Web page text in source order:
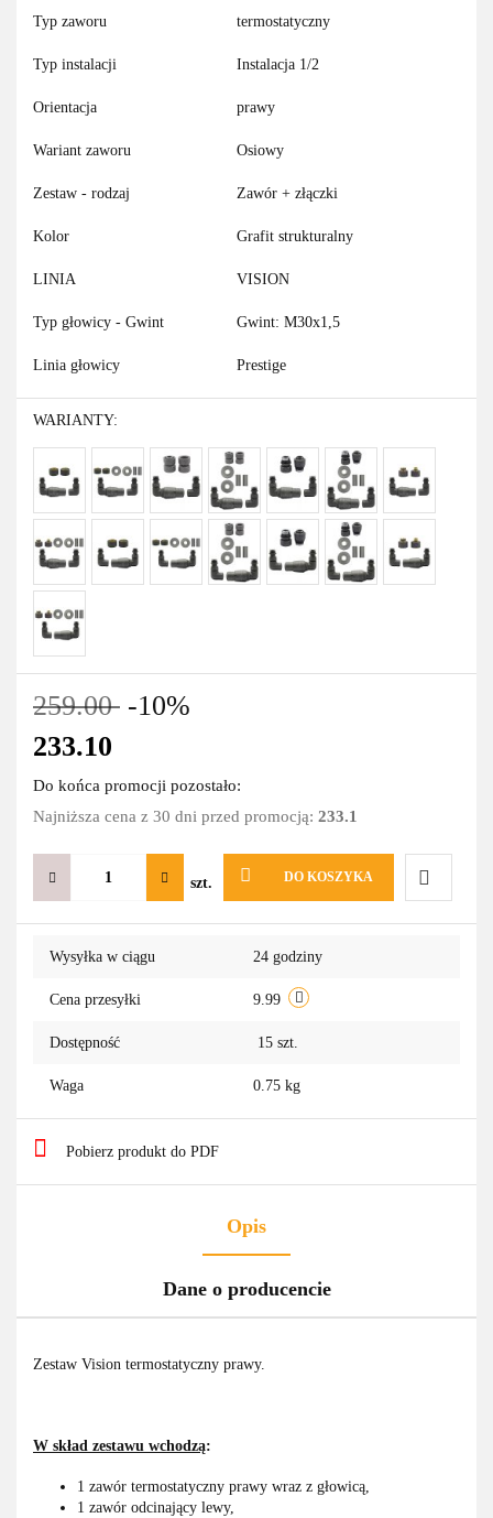
Typ zaworu termostatyczny
Typ instalacji Instalacja 1/2
Orientacja prawy
Wariant zaworu Osiowy
Zestaw - rodzaj Zawór + złączki
Kolor Grafit strukturalny
LINIA VISION
Typ głowicy - Gwint Gwint: M30x1,5
Linia głowicy Prestige
WARIANTY:
259.00 -10%
233.10
Do końca promocji pozostało:
Najniższa cena z 30 dni przed promocją: 233.1
szt. DO KOSZYKA
Do
Wysyłka w ciągu 24 godziny
Cena przesyłki 9.99
Dostępność 15 szt.
Waga 0.75 kg
Pobierz produkt do PDF
Opis
Dane o producencie
Zestaw Vision termostatyczny prawy.
W skład zestawu wchodzą:
1 zawór termostatyczny prawy wraz z głowicą,
1 zawór odcinający lewy,